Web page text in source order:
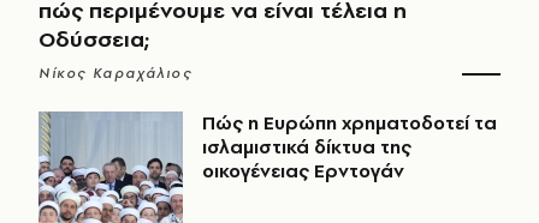
πώς περιμένουμε να είναι τέλεια η
Οδύσσεια;
Νίκος Καραχάλιος
Πώς η Ευρώπη χρηματοδοτεί τα
ισλαμιστικά δίκτυα της
οικογένειας Ερντογάν